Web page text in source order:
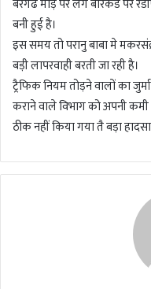
l
बरगढ मोड़ पर लगे बैरिकेड पर
बनी हुई है।
इस समय तो परानु बाबा मे
बड़ी लापरवाही बरती जा रही है।
ट्रैफिक नियम तोड़ने वालों का
कराने वाले विभाग को अपनी
ठीक नहीं किया गया तै बड़ा